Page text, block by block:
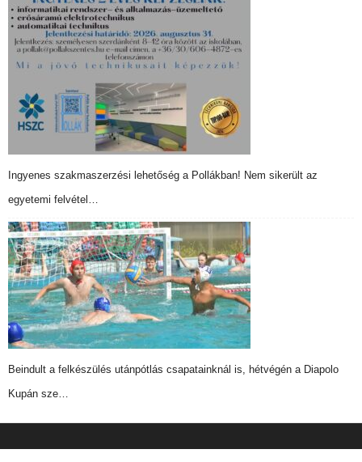
Ingyenes szakmaszerzési lehetőség a Pollákban! Nem sikerült az
egyetemi felvétel…
Beindult a felkészülés utánpótlás csapatainknál is, hétvégén a Diapolo
Kupán sze…